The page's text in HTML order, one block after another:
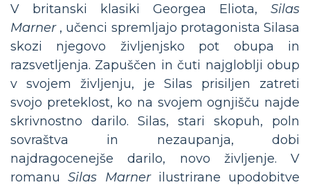
V britanski klasiki Georgea Eliota, Silas
Marner, učenci spremljajo protagonista Silasa
skozi njegovo življenjsko pot obupa in
razsvetljenja. Zapuščen in čuti najgloblji obup
v svojem življenju, je Silas prisiljen zatreti
svojo preteklost, ko na svojem ognjišču najde
skrivnostno darilo. Silas, stari skopuh, poln
sovraštva in nezaupanja, dobi
najdragocenejše darilo, novo življenje. V
romanuSilas Marnerilustrirane upodobitve